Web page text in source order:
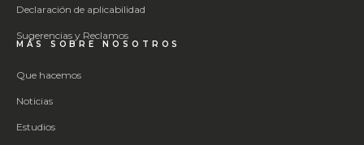
Declaración de aplicabilidad
Sugerencias y Reclamos
MÁS SOBRE NOSOTROS
Que hacemos
Noticias
Estudios